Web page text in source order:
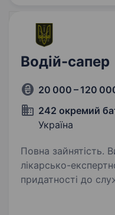
Водій-сапер
20 000 – 120
242 окремий
Україна
Повна зайнятість. Вимоги: наявність висновку
лікарсько-
придатності до